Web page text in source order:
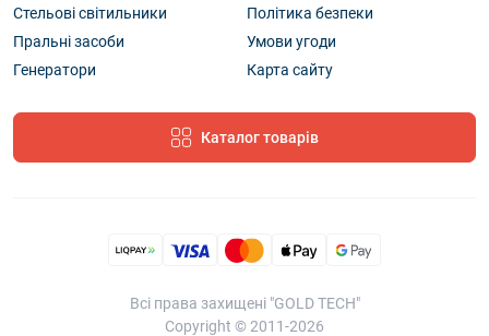
Стельові світильники
Пральні засоби
Генератори
Політика безпеки
Умови угоди
Карта сайту
Каталог товарів
Всі права захищені "GOLD TECH"
Copyright © 2011-2026